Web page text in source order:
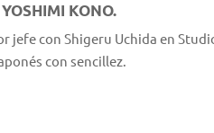
KONO.
jefe con Shigeru Uchida en
con sencillez.